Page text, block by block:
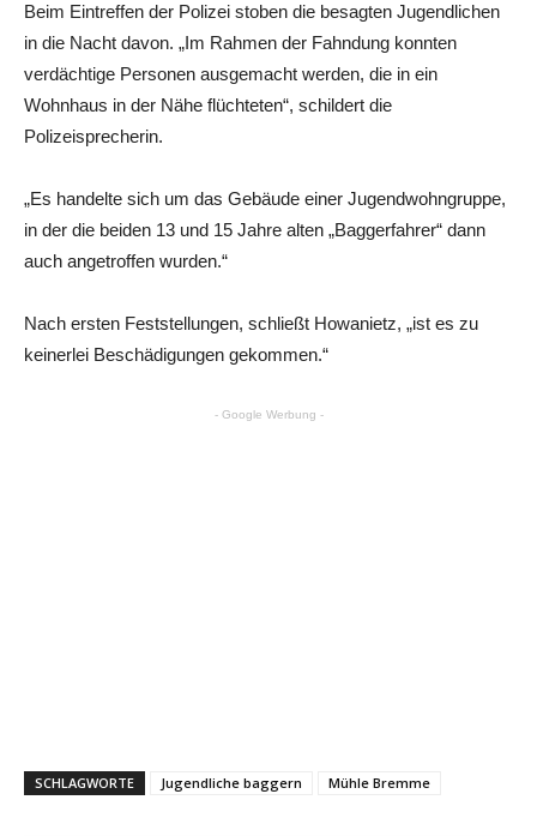
Beim Eintreffen der Polizei stoben die besagten Jugendlichen
in die Nacht davon. „Im Rahmen der Fahndung konnten
verdächtige Personen ausgemacht werden, die in ein
Wohnhaus in der Nähe flüchteten“, schildert die
Polizeisprecherin.
„Es handelte sich um das Gebäude einer Jugendwohngruppe,
in der die beiden 13 und 15 Jahre alten „Baggerfahrer“ dann
auch angetroffen wurden.“
Nach ersten Feststellungen, schließt Howanietz, „ist es zu
keinerlei Beschädigungen gekommen.“
- Google Werbung -
SCHLAGWORTE Jugendliche baggern Mühle Bremme